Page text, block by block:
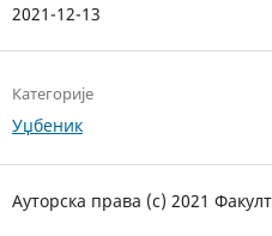
2021-12-13
Категорије
Уџбеник
Ауторска права (c) 2021